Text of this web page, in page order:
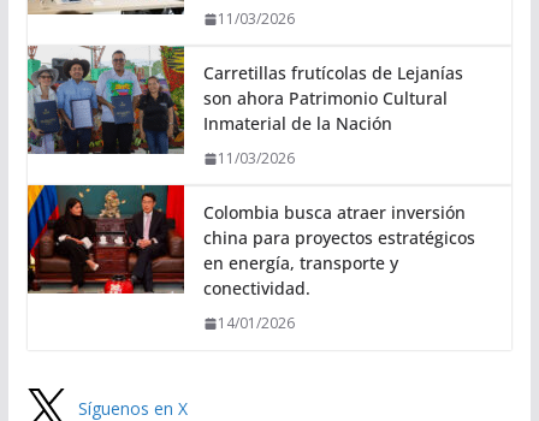
11/03/2026
Carretillas frutícolas de Lejanías
son ahora Patrimonio Cultural
Inmaterial de la Nación
11/03/2026
Colombia busca atraer inversión
china para proyectos estratégicos
en energía, transporte y
conectividad.
14/01/2026
Síguenos en X